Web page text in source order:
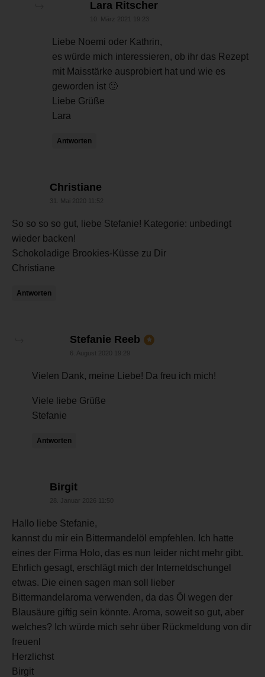
Lara Ritschersagt:
10. März 2021 19:23
Liebe Noemi oder Kathrin,
es würde mich interessieren, ob ihr das Rezept
mit Maisstärke ausprobiert hat und wie es
geworden ist 🙂
Liebe Grüße
Lara
Antworten
Christiane
31. Mai 2020 11:52
So so so so gut, liebe Stefanie! Kategorie: unbedingt
wieder backen!
Schokoladige Brookies-Küsse zu Dir
Christiane
Antworten
Stefanie Reeb sagt:
6. August 2020 19:29
Vielen Dank, meine Liebe! Da freu ich mich!
Viele liebe Grüße
Stefanie
Antworten
Birgitsagt:
28. Januar 2026 11:50
Hallo liebe Stefanie,
kannst du mir ein Bittermandelöl empfehlen. Ich hatte
eines der Firma Holo, das es nun leider nicht mehr gibt.
Ehrlich gesagt, erschlägt mich der Internetdschungel
etwas. Die einen sagen man soll lieber
Bittermandelaroma verwenden, da das Öl wegen der
Blausäure giftig sein könnte. Aroma, soweit so gut, aber
welches? Ich würde mich sehr über Rückmeldung von dir
freuenl
Herzlichst
Birgit